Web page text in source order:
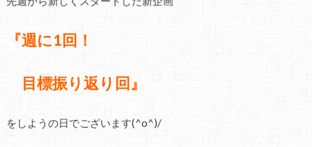
『週に1回！
目標振り返り回』
をしようの日でございます(^o^)/